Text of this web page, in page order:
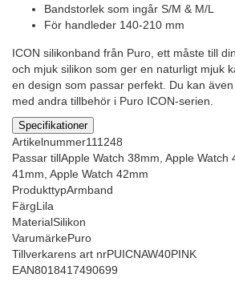
Bandstorlek som ingår S/M & M/L
För handleder 140-210 mm
ICON silikonband från Puro, ett måste till
och mjuk silikon som ger en naturligt mjuk
en design som passar perfekt. Du kan
med andra tillbehör i Puro ICON-serien.
Specifikationer
Artikelnummer111248
Passar tillApple Watch 38mm, Apple Watch
41mm, Apple Watch 42mm
ProdukttypArmband
FärgLila
MaterialSilikon
VarumärkePuro
Tillverkarens art nrPUICNAW40PINK
EAN8018417490699